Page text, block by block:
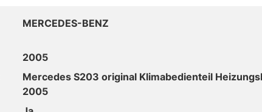
MERCEDES-BENZ
2005
Mercedes S203 original Klimabedienteil
2005